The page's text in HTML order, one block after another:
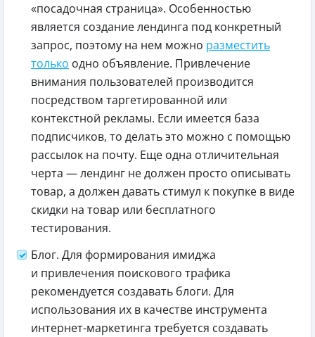
«посадочная страница». Особенностью
является создание лендинга под конкретный
запрос, поэтому на нем можно разместить
только одно объявление. Привлечение
внимания пользователей производится
посредством таргетированной или
контекстной рекламы. Если имеется база
подписчиков, то делать это можно с помощью
рассылок на почту. Еще одна отличительная
черта — лендинг не должен просто описывать
товар, а должен давать стимул к покупке в виде
скидки на товар или бесплатного
тестирования.
Блог. Для формирования имиджа
и привлечения поискового трафика
рекомендуется создавать блоги. Для
использования их в качестве инструмента
интернет-маркетинга требуется создавать